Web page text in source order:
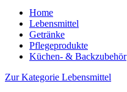
Home
Lebensmittel
Getränke
Pflegeprodukte
Küchen- & Backzubehör
Zur Kategorie Lebensmittel